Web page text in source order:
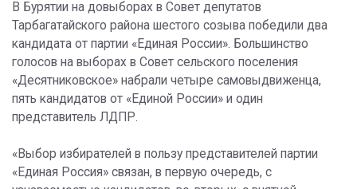
В Бурятии на довыборах в Совет депутатов
Тарбагатайского района шестого созыва победили два
кандидата от партии «Единая России». Большинство
голосов на выборах в Совет сельского поселения
«Десятниковское» набрали четыре самовыдвиженца,
пять кандидатов от «Единой России» и один
представитель ЛДПР.
«Выбор избирателей в пользу представителей партии
«Единая Россия» связан, в первую очередь, с